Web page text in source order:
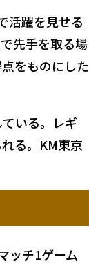
活躍を見せる
先手を取る場
をものにした
いる。レギ
る。KM東京
ッチ1ゲーム